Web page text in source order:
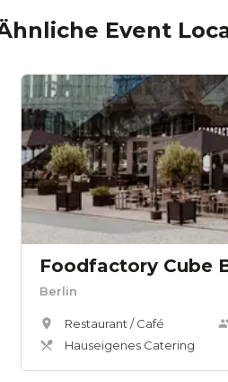
Event
Foodfactory Cube
Berlin
Restaurant / Café
Hauseigenes Catering